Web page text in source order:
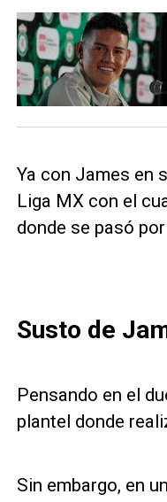
Ya con James en
Liga MX con el
donde se pasó
Susto de
Pensando en el
plantel donde
Sin embargo, en